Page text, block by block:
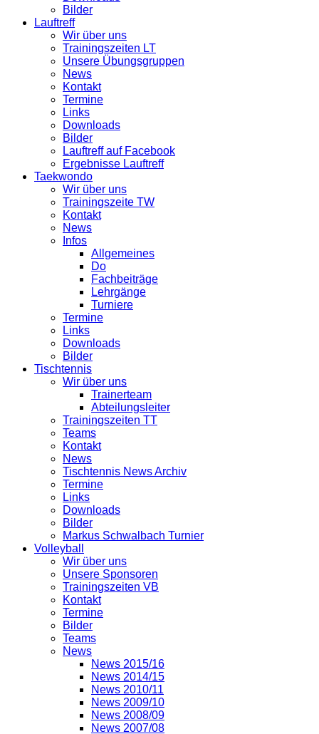
Bilder
Lauftreff
Wir über uns
Trainingszeiten LT
Unsere Übungsgruppen
News
Kontakt
Termine
Links
Downloads
Bilder
Lauftreff auf Facebook
Ergebnisse Lauftreff
Taekwondo
Wir über uns
Trainingszeite TW
Kontakt
News
Infos
Allgemeines
Do
Fachbeiträge
Lehrgänge
Turniere
Termine
Links
Downloads
Bilder
Tischtennis
Wir über uns
Trainerteam
Abteilungsleiter
Trainingszeiten TT
Teams
Kontakt
News
Tischtennis News Archiv
Termine
Links
Downloads
Bilder
Markus Schwalbach Turnier
Volleyball
Wir über uns
Unsere Sponsoren
Trainingszeiten VB
Kontakt
Termine
Bilder
Teams
News
News 2015/16
News 2014/15
News 2010/11
News 2009/10
News 2008/09
News 2007/08